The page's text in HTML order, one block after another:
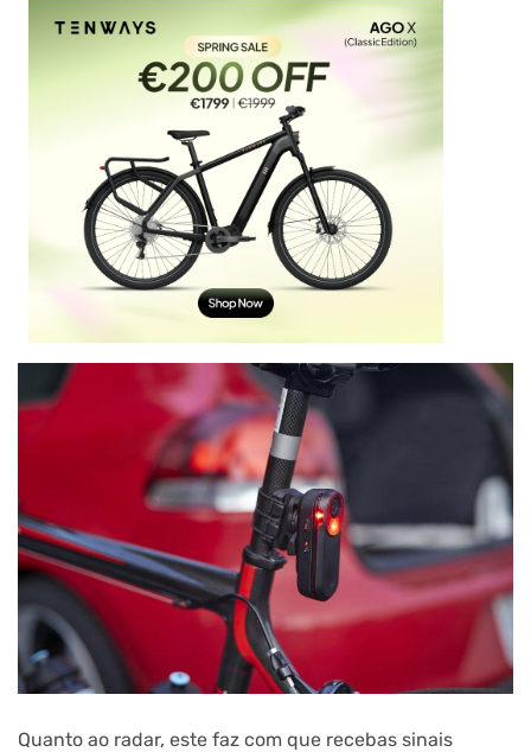
Quanto ao radar, este faz com que recebas sinais